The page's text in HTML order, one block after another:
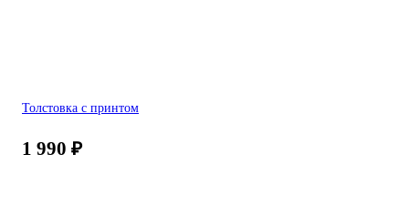
Толстовка с принтом
1 990 ₽